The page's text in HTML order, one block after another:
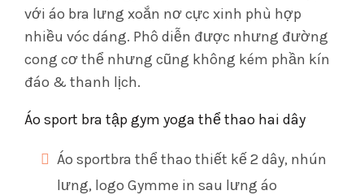
với áo bra lưng xoắn nơ cực xinh phù hợp
nhiều vóc dáng. Phô diễn được nhưng đường
cong cơ thể nhưng cũng không kém phần kín
đáo & thanh lịch.
Áo sport bra tập gym yoga thể thao hai dây
Áo sportbra thể thao thiết kế 2 dây, nhún
lưng, logo Gymme in sau lưng áo